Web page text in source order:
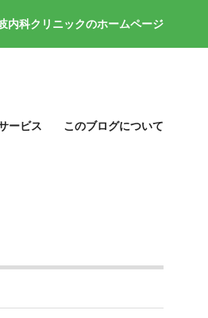
内科クリニックのホームページ
ービス このブログについて